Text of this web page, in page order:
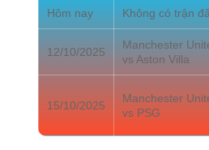
Hôm nay Không có trận
12/10/2025
Manchester
vs Aston Villa
15/10/2025
Manchester
vs PSG